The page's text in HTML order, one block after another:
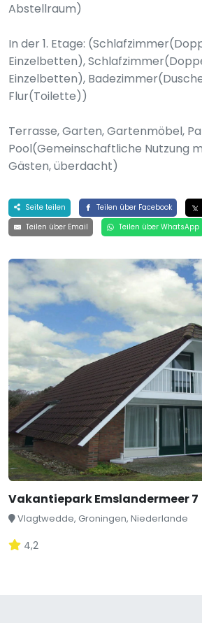
Abstellraum)
In der 1. Etage:
Einzelbetten),
Einzelbetten),
Flur(Toilette))
Terrasse, Garten, Gartenmöbel,
Pool(Gemeinschaftliche Nutzung
Gästen, überdacht)
Seite teilen Teilen über Facebook
Teilen über Email
Teilen über WhatsApp
Vakantiepark Emslandermeer 7
Vlagtwedde, Groningen, Niederlande
4,2